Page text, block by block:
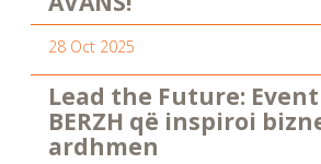
28 Oct 2025
Lead the Future:
BERZH që inspiroi
ardhmen